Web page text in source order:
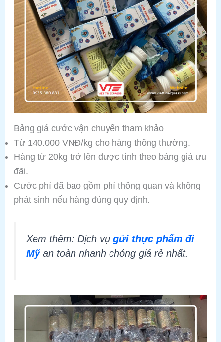
Bảng giá cước vận chuyển tham khảo
Từ 140.000 VNĐ/kg cho hàng thông thường.
Hàng từ 20kg trở lên được tính theo bảng giá ưu
đãi.
Cước phí đã bao gồm phí thông quan và không
phát sinh nếu hàng đúng quy định.
Xem thêm: Dịch vụ gửi thực phẩm đi
Mỹan toàn nhanh chóng giá rẻ nhất.